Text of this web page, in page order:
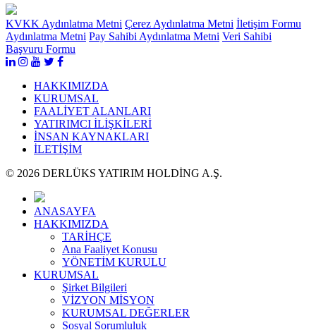
KVKK Aydınlatma Metni Çerez Aydınlatma Metni İletişim Formu
Aydınlatma Metni Pay Sahibi Aydınlatma Metni Veri Sahibi
Başvuru Formu
HAKKIMIZDA
KURUMSAL
FAALİYET ALANLARI
YATIRIMCI İLİŞKİLERİ
İNSAN KAYNAKLARI
İLETİŞİM
© 2026 DERLÜKS YATIRIM HOLDİNG A.Ş.
ANASAYFA
HAKKIMIZDA
TARİHÇE
Ana Faaliyet Konusu
YÖNETİM KURULU
KURUMSAL
Şirket Bilgileri
VİZYON MİSYON
KURUMSAL DEĞERLER
Sosyal Sorumluluk